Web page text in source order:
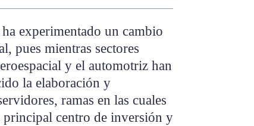
experimentado un cambio
pues mientras sectores
y el automotriz han
la elaboración y
ramas en las cuales
principal centro de inversión y